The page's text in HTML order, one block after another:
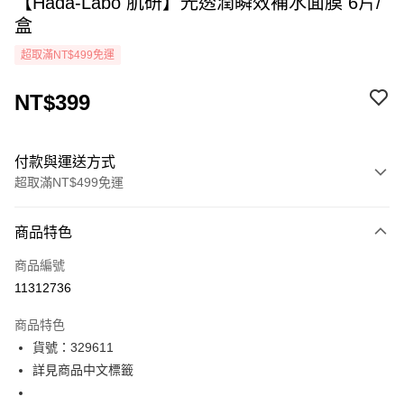
盒
超取滿NT$499免運
NT$399
付款與運送方式
超取滿NT$499免運
icash Pay
信用卡一次付款
LINE Pay
Apple Pay
商品特色
商品編號
11312736
商品特色
貨號：329611
詳見商品中文標籤